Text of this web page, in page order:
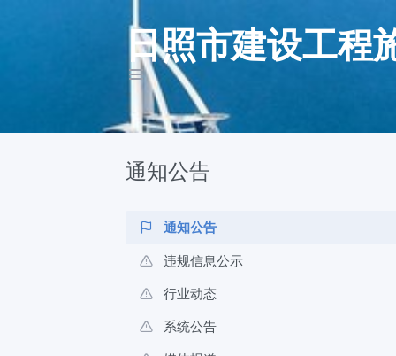
日照市建设工程
通知公告
通知公告
违规信息公示
行业动态
系统公告